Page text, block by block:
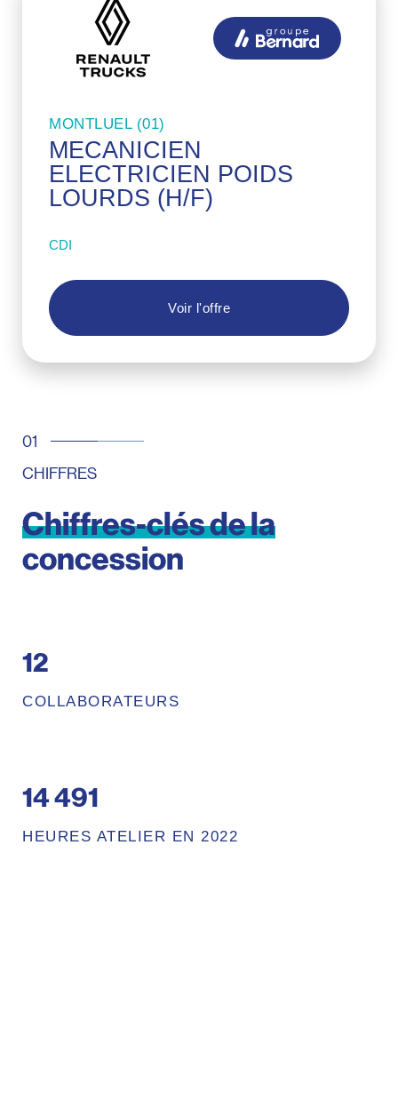
MONTLUEL (01)
MECANICIEN
ELECTRICIEN POIDS
LOURDS (H/F)
CDI
Voir l'offre
CHIFFRES
Chiffres-clésdela
concession
12
COLLABORATEURS
14 491
HEURES ATELIER EN 2022